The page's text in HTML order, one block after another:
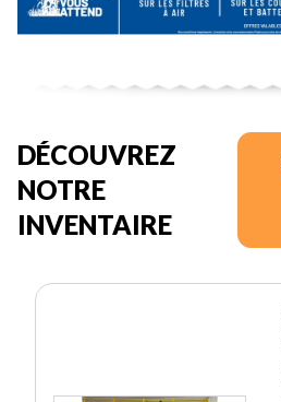
DÉCOUVREZ
NOTRE
INVENTAIRE